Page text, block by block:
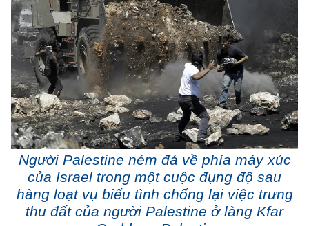
Người Palestine ném đá về phía máy xúc
của Israel trong một cuộc đụng độ sau
hàng loạt vụ biểu tình chống lại việc trưng
thu đất của người Palestine ở làng Kfar